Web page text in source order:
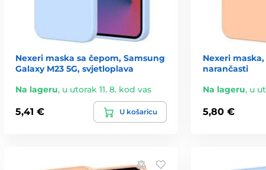
Nexeri maska sa čepom, Samsung
Galaxy M23 5G, svjetloplava
Na lageru, u utorak 11. 8. kod vas
5,41 € U košaricu
Nexeri
narančasti
Na lageru, u
5,80 €